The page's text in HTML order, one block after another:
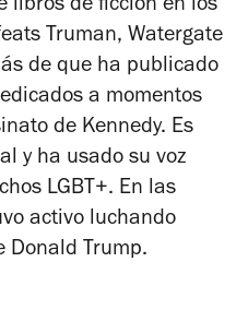
libros de ficción en los
Truman, Watergate
de que ha publicado
a momentos
de Kennedy. Es
y ha usado su voz
LGBT+. En las
activo luchando
Donald Trump.